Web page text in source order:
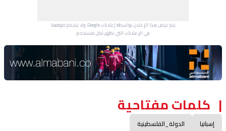
يتم عرض هذا الإعلان بواسطة إعلانات Google، ولا يتحكم موقعنا
في الإعلانات التي تظهر لكل مستخدم.
Advertisement Section
كلمات مفتاحية
إسبانيا الدولة_الفلسطينية